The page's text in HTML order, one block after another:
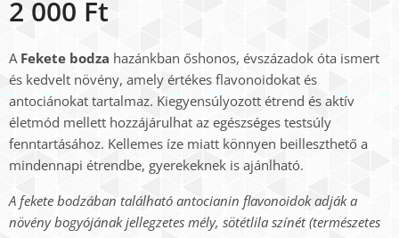
2 000 Ft
A Fekete bodza hazánkban őshonos, évszázadok óta ismert
és kedvelt növény, amely értékes flavonoidokat és
antociánokat tartalmaz. Kiegyensúlyozott étrend és aktív
életmód mellett hozzájárulhat az egészséges testsúly
fenntartásához. Kellemes íze miatt könnyen beilleszthető a
mindennapi étrendbe, gyerekeknek is ajánlható.
A fekete bodzában található antocianin flavonoidok adják a
növény bogyójának jellegzetes mély, sötétlila színét (természetes